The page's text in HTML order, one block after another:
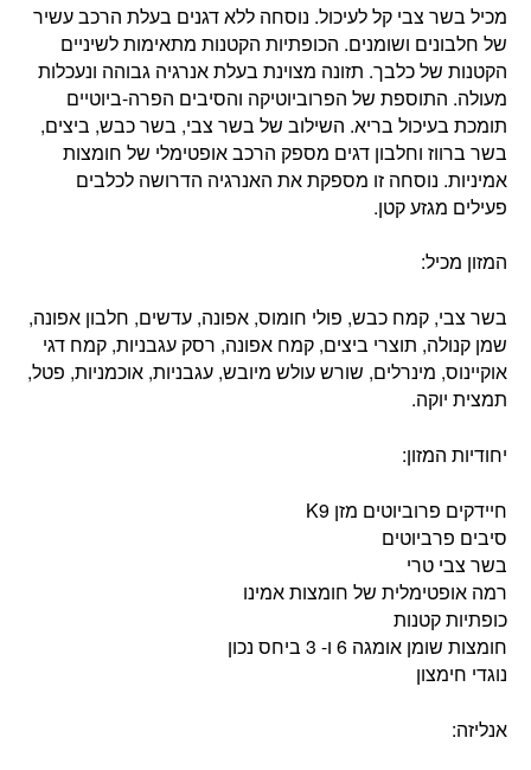
מכיל בשר צבי קל לעיכול. נוסחה ללא דגנים בעלת הרכב עשיר
של חלבונים ושומנים. הכופתיות הקטנות מתאימות לשיניים
הקטנות של כלבך. תזונה מצוינת בעלת אנרגיה גבוהה ונעכלות
מעולה. התוספת של הפרוביוטיקה והסיבים הפרה-ביוטיים
תומכת בעיכול בריא. השילוב של בשר צבי, בשר כבש, ביצים,
בשר ברווז וחלבון דגים מספק הרכב אופטימלי של חומצות
אמיניות. נוסחה זו מספקת את האנרגיה הדרושה לכלבים
פעילים מגזע קטן.
המזון מכיל:
בשר צבי, קמח כבש, פולי חומוס, אפונה, עדשים, חלבון אפונה,
שמן קנולה, תוצרי ביצים, קמח אפונה, רסק עגבניות, קמח דגי
אוקיינוס, מינרלים, שורש עולש מיובש, עגבניות, אוכמניות, פטל,
תמצית יוקה.
יחודיות המזון:
חיידקים פרוביוטים מזן K9
סיבים פרביוטים
בשר צבי טרי
רמה אופטימלית של חומצות אמינו
כופתיות קטנות
חומצות שומן אומגה 6 ו- 3 ביחס נכון
נוגדי חימצון
אנליזה: